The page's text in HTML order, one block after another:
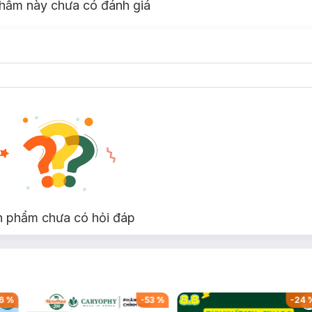
này chưa có đánh giá
phẩm chưa có hỏi đáp
% -53% -24